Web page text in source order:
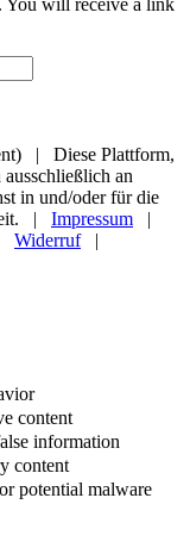
You will receive a link
| Diese Plattform,
an
in und/oder für die
| Impressum |
Widerruf|
content
information
content
potential malware